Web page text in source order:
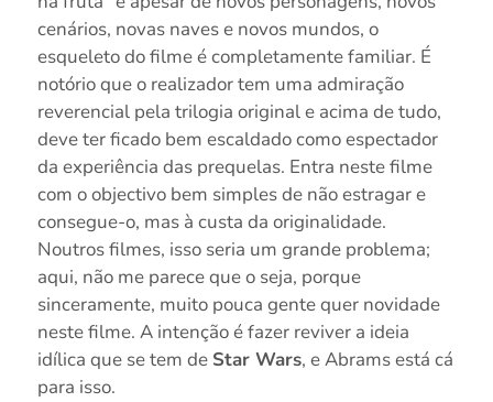
cenários, novas naves e novos mundos, o
esqueleto do filme é completamente familiar. É
notório que o realizador tem uma admiração
reverencial pela trilogia original e acima de tudo,
deve ter ficado bem escaldado como espectador
da experiência das prequelas. Entra neste filme
com o objectivo bem simples de não estragar e
consegue-o, mas à custa da originalidade.
Noutros filmes, isso seria um grande problema;
aqui, não me parece que o seja, porque
sinceramente, muito pouca gente quer novidade
neste filme. A intenção é fazer reviver a ideia
idílica que se tem de Star Wars, e Abrams está cá
para isso.